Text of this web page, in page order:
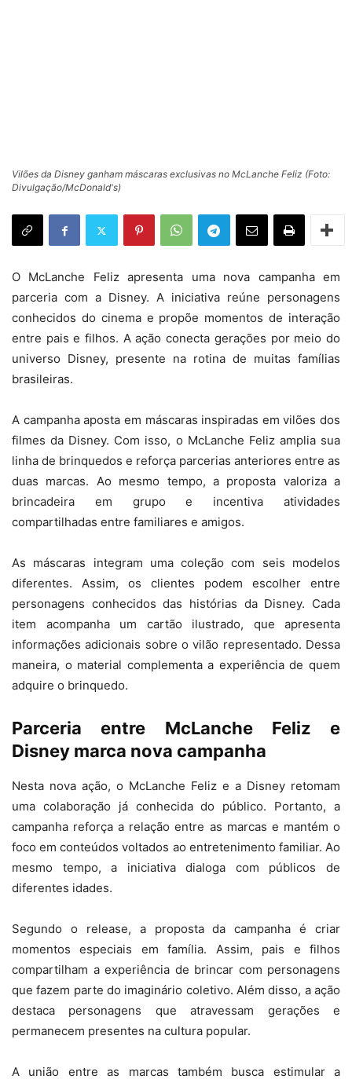
Vilões da Disney ganham máscaras exclusivas no McLanche Feliz (Foto:
Divulgação/McDonald's)
O McLanche Feliz apresenta uma nova campanha em
parceria com a Disney. A iniciativa reúne personagens
conhecidos do cinema e propõe momentos de interação
entre pais e filhos. A ação conecta gerações por meio do
universo Disney, presente na rotina de muitas famílias
brasileiras.
A campanha aposta em máscaras inspiradas em vilões dos
filmes da Disney. Com isso, o McLanche Feliz amplia sua
linha de brinquedos e reforça parcerias anteriores entre as
duas marcas. Ao mesmo tempo, a proposta valoriza a
brincadeira em grupo e incentiva atividades
compartilhadas entre familiares e amigos.
As máscaras integram uma coleção com seis modelos
diferentes. Assim, os clientes podem escolher entre
personagens conhecidos das histórias da Disney. Cada
item acompanha um cartão ilustrado, que apresenta
informações adicionais sobre o vilão representado. Dessa
maneira, o material complementa a experiência de quem
adquire o brinquedo.
Parceria entre McLanche Feliz e
Disney marca nova campanha
Nesta nova ação, o McLanche Feliz e a Disney retomam
uma colaboração já conhecida do público. Portanto, a
campanha reforça a relação entre as marcas e mantém o
foco em conteúdos voltados ao entretenimento familiar. Ao
mesmo tempo, a iniciativa dialoga com públicos de
diferentes idades.
Segundo o release, a proposta da campanha é criar
momentos especiais em família. Assim, pais e filhos
compartilham a experiência de brincar com personagens
que fazem parte do imaginário coletivo. Além disso, a ação
destaca personagens que atravessam gerações e
permanecem presentes na cultura popular.
A união entre as marcas também busca estimular a